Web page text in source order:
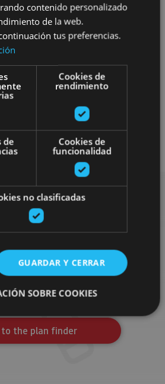
Gastronomía
plans
suggestions to round off your trip in
tours and the most important
in the calendar.
to the plan finder
contenido personalizado
de la web.
tus preferencias.
Cookies de
rendimiento
de
Cookies de
funcionalidad
no clasificadas
GUARDAR Y CERRAR
SOBRE COOKIES